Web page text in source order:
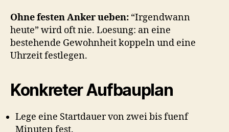
Ohne festen Anker ueben: “Irgendwann
heute” wird oft nie. Loesung: an eine
bestehende Gewohnheit koppeln und eine
Uhrzeit festlegen.
Konkreter Aufbauplan
Lege eine Startdauer von zwei bis fuenf